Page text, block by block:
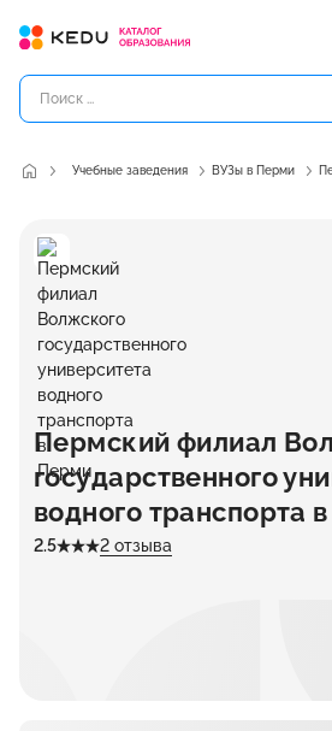
Учебные заведения ВУЗы в Перми
Пермский филиал
государственного
водного транспорта
2.5 2 отзыва